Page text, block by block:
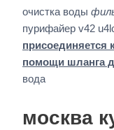
очистка воды
пурифайер v42
присоединяется
помощи шланга
вода
москва